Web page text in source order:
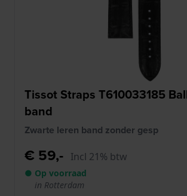
Tissot Straps T610033185
band
Zwarte leren band zonder gesp
€ 59,- Incl 21% btw
● Op voorraad
in Rotterdam